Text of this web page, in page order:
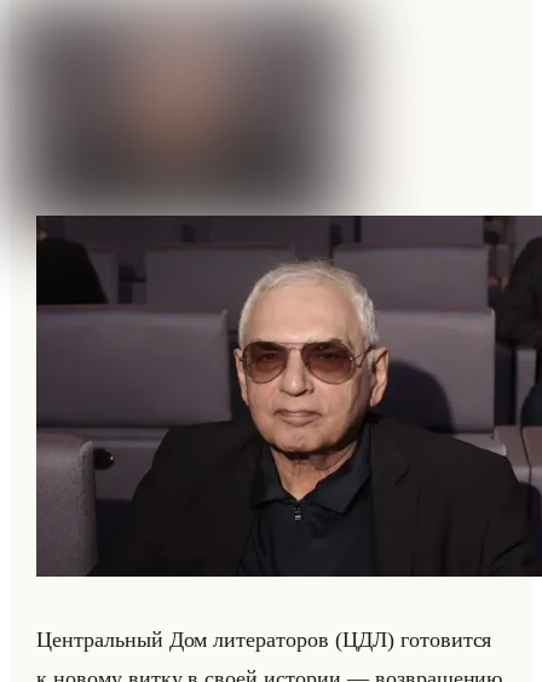
Цен­тральный Дом ли­те­ра­то­ров (ЦДЛ) го­то­вит­ся